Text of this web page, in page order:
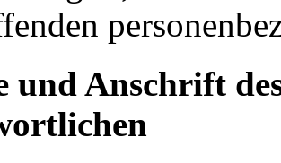
und Anschrift